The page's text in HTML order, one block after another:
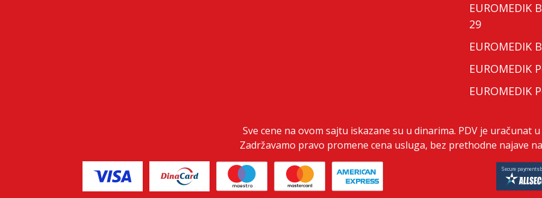
29
EUROMEDIK
EUROMEDIK
EUROMEDIK
Sve cene na ovom sajtu iskazane su u dinarima. PDV je uračunat u
Zadržavamo pravo promene cena usluga, bez prethodne najave